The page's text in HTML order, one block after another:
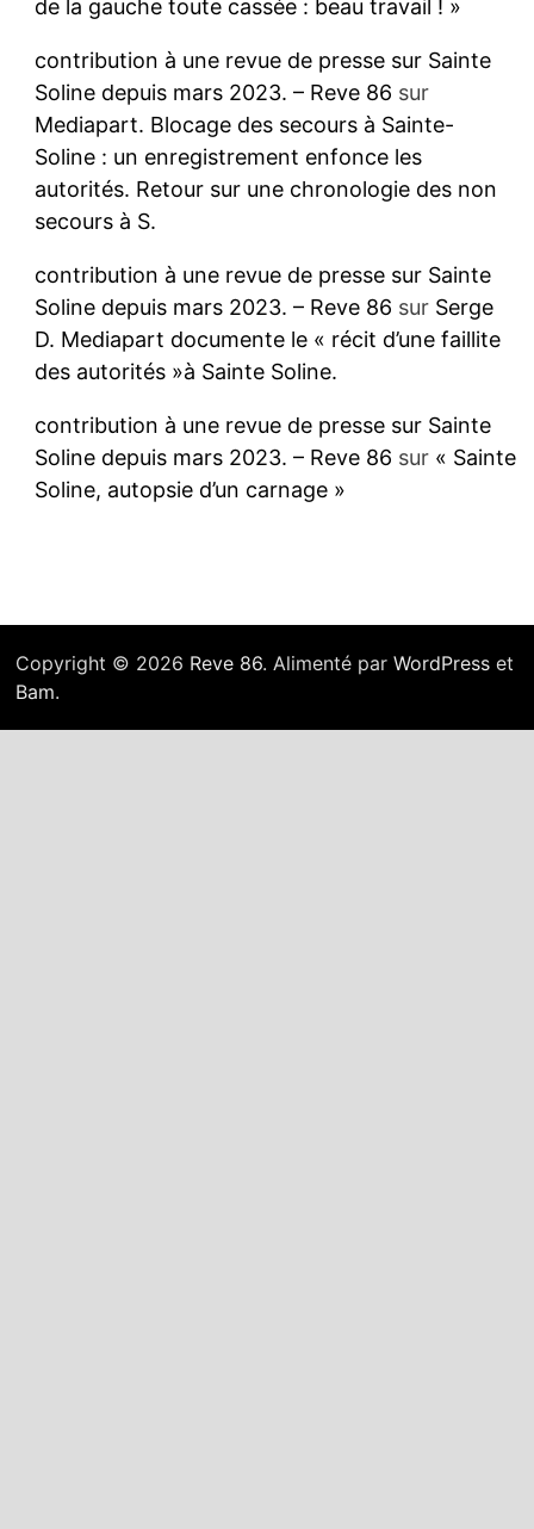
de la gauche toute cassée : beau travail ! »
contribution à une revue de presse sur Sainte
Soline depuis mars 2023. – Reve 86 sur
Mediapart. Blocage des secours à Sainte-
Soline : un enregistrement enfonce les
autorités. Retour sur une chronologie des non
secours à S.
contribution à une revue de presse sur Sainte
Soline depuis mars 2023. – Reve 86 sur Serge
D. Mediapart documente le « récit d’une faillite
des autorités »à Sainte Soline.
contribution à une revue de presse sur Sainte
Soline depuis mars 2023. – Reve 86 sur « Sainte
Soline, autopsie d’un carnage »
Copyright © 2026 Reve 86. Alimenté par WordPresset
Bam.